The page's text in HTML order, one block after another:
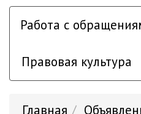
Работа с
Правовая культура
Главная